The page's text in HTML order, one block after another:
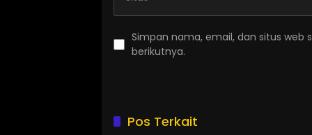
Simpan nama, email, dan situs
berikutnya.
Pos Terkait